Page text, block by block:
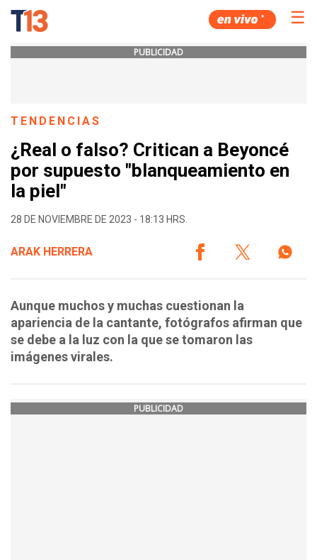
☰
PUBLICIDAD
TENDENCIAS
¿Real o falso? Critican a Beyoncé
por supuesto "blanqueamiento en
la piel"
28 DE NOVIEMBRE DE 2023 - 18:13 HRS.
ARAK HERRERA
Aunque muchos y muchas cuestionan la
apariencia de la cantante, fotógrafos afirman que
se debe a la luz con la que se tomaron las
imágenes virales.
PUBLICIDAD